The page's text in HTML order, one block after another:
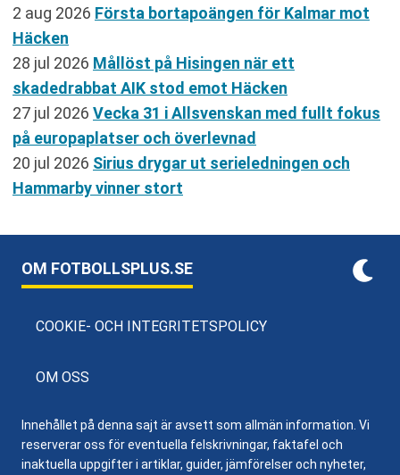
2 aug 2026 Första bortapoängen för Kalmar mot
Häcken
28 jul 2026 Mållöst på Hisingen när ett
skadedrabbat AIK stod emot Häcken
27 jul 2026 Vecka 31 i Allsvenskan med fullt fokus
på europaplatser och överlevnad
20 jul 2026 Sirius drygar ut serieledningen och
Hammarby vinner stort
OM FOTBOLLSPLUS.SE
COOKIE- OCH INTEGRITETSPOLICY
OM OSS
Innehållet på denna sajt är avsett som allmän information. Vi
reserverar oss för eventuella felskrivningar, faktafel och
inaktuella uppgifter i artiklar, guider, jämförelser och nyheter,